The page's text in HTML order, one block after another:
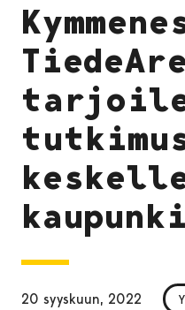
20 syyskuun, 2022